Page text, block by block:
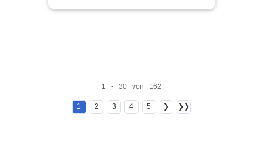
1 - 30 von 162
1 2 3 4 5 ❯ ❯❯